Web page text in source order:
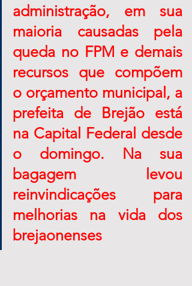
administração, em sua
maioria causadas pela
queda no FPM e demais
recursos que compõem
o orçamento municipal, a
prefeita de Brejão está
na Capital Federal desde
o domingo. Na sua
bagagem levou
reinvindicações para
melhorias na vida dos
brejaonenses